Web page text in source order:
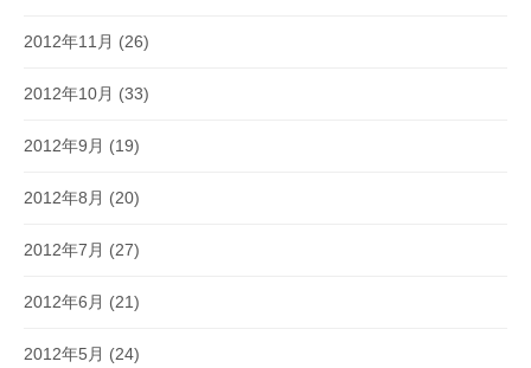
2012年11月 (26)
2012年10月 (33)
2012年9月 (19)
2012年8月 (20)
2012年7月 (27)
2012年6月 (21)
2012年5月 (24)